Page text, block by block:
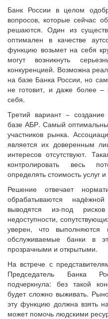
Банк России в целом
вопросов, которые сейчас
решаются. Один из
оптимален в качестве
функцию возьмет на себя
могут возникнуть
конкуренцией. Возможна
на базе Банка России, но
не готовит, и даже более –
себя.
Третий вариант −
базе АБР. Самый
участников рынка.
является их доверенным
интересов отсутствуют.
контролировать весь
определять стоимость услуг
Решение отвечает
обрабатываются
выводятся из-под
недоступности,
уверен, что выполняются
обслуживаемые банки в
прозрачными и открытыми.
На встрече с
Председатель Банка
подчеркнула: без такой
будет сложно выживать.
эту функцию должна взять
может помочь людскими